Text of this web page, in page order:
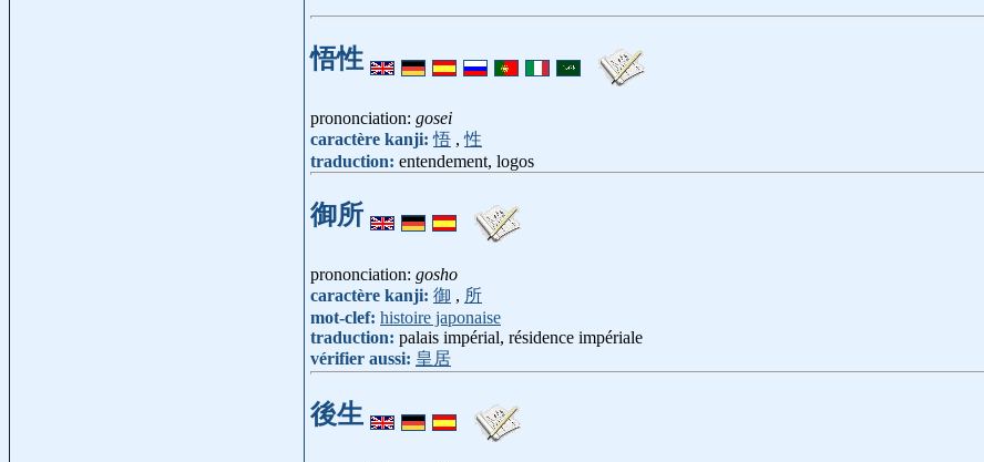
悟性
prononciation: gosei
caractère kanji:悟 ,性
traduction: entendement, logos
御所
prononciation: gosho
caractère kanji: 御 , 所
mot-clef: histoire japonaise
traduction: palais impérial, résidence impériale
vérifier aussi: 皇居
後生